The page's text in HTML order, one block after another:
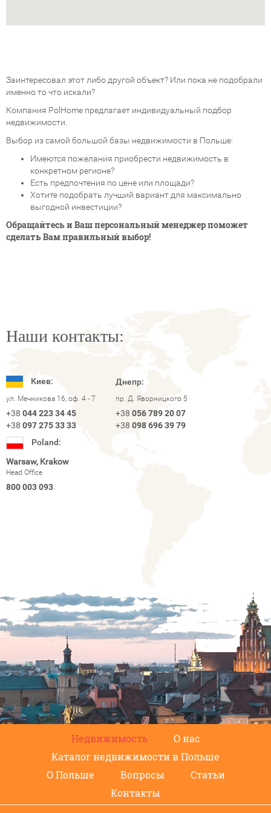
Заинтересовал этот либо другой объект? Или пока не подобрали
именно то что искали?
Компания PolHome предлагает индивидуальный подбор
недвижимости.
Выбор из самой большой базы недвижимости в Польше:
Имеются пожелания приобрести недвижимость в
конкретном регионе?
Есть предпочтения по цене или площади?
Хотите подобрать лучший вариант для максимально
выгодной инвестиции?
Обращайтесь и Ваш персональный менеджер поможет
сделать Вам правильный выбор!
Наши контакты:
Киев:
ул. Мечникова 16, оф. 4 - 7
+38 044 223 34 45
+38 097 275 33 33
Днепр:
пр. Д. Яворницкого 5
+38 056 789 20 07
+38 098 696 39 79
Poland:
Warsaw, Krakow
Head Office
800 003 093
Недвижимость
О нас
Каталог недвижимости в Польше
О Польше
Вопросы
Статьи
Контакты